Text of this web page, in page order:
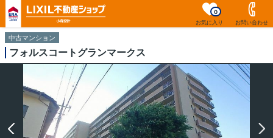
お気に入り
0
お問い合わせ
中古マンション
フォルスコートグランマークス